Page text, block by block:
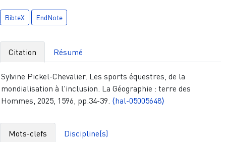
BibteX EndNote
Citation Résumé
Sylvine Pickel-Chevalier. Les sports équestres, de la
mondialisation à l'inclusion. La Géographie : terre des
Hommes, 2025, 1596, pp.34-39. ⟨hal-05005648⟩
Mots-clefs Discipline(s)